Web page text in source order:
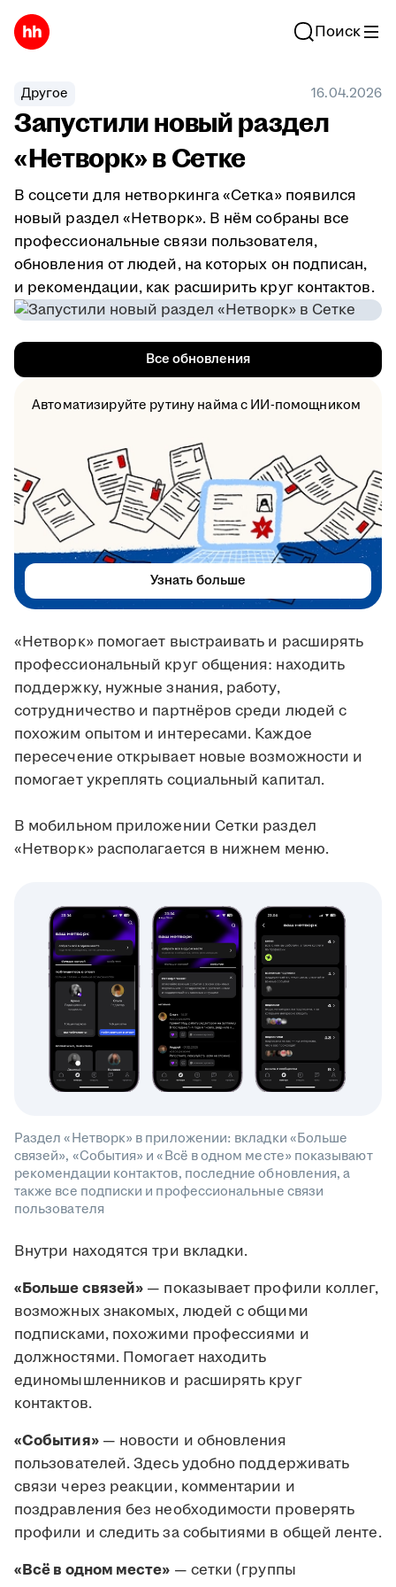
Поиск
Другое 16.04.2026
Запустили новый раздел
«Нетворк» в Сетке
В соцсети для нетворкинга «Сетка» появился
новый раздел «Нетворк». В нём собраны все
профессиональные связи пользователя,
обновления от людей, на которых он подписан,
и рекомендации, как расширить круг контактов.
«Нетворк» помогает выстраивать и расширять
профессиональный круг общения: находить
поддержку, нужные знания, работу,
сотрудничество и партнёров среди людей с
похожим опытом и интересами. Каждое
пересечение открывает новые возможности и
помогает укреплять социальный капитал.
В мобильном приложении Сетки раздел
«Нетворк» располагается в нижнем меню.
Раздел «Нетворк» в приложении: вкладки «Больше
связей», «События» и «Всё в одном месте» показывают
рекомендации контактов, последние обновления, а
также все подписки и профессиональные связи
пользователя
Внутри находятся три вкладки.
«Больше связей» — показывает профили коллег,
возможных знакомых, людей с общими
подписками, похожими профессиями и
должностями. Помогает находить
единомышленников и расширять круг
контактов.
«События»— новости и обновления
пользователей. Здесь удобно поддерживать
связи через реакции, комментарии и
поздравления без необходимости проверять
профили и следить за событиями в общей ленте.
«Всё в одном месте» — сетки (группы
Все обновления
Автоматизируйте рутину найма с ИИ-помощником
Узнать больше